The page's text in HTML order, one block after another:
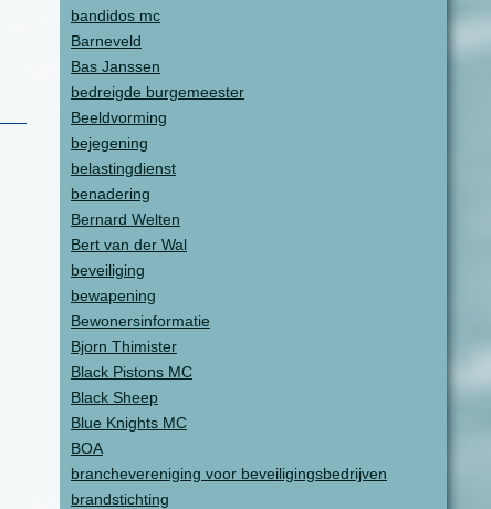
bandidos mc
Barneveld
Bas Janssen
bedreigde burgemeester
Beeldvorming
bejegening
belastingdienst
benadering
Bernard Welten
Bert van der Wal
beveiliging
bewapening
Bewonersinformatie
Bjorn Thimister
Black Pistons MC
Black Sheep
Blue Knights MC
BOA
branchevereniging voor beveiligingsbedrijven
brandstichting